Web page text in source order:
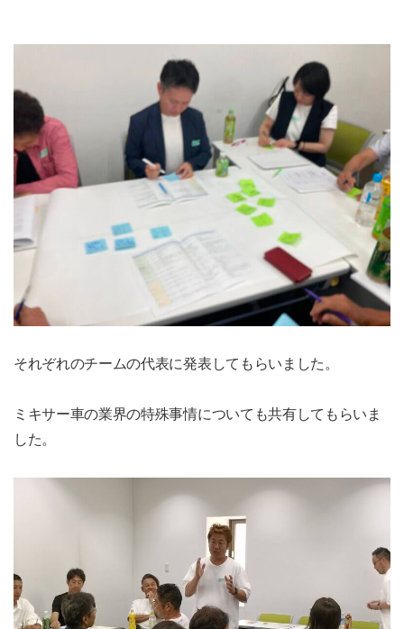
それぞれのチームの代表に発表してもらいました。
ミキサー車の業界の特殊事情についても共有してもらいま
した。